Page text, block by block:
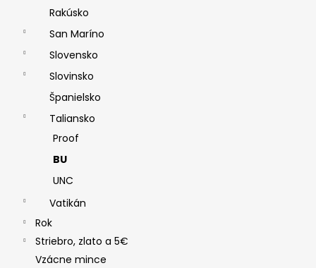
Rakúsko
San Maríno
Slovensko
Slovinsko
Španielsko
Taliansko
Proof
BU
UNC
Vatikán
Rok
Striebro, zlato a 5€
Vzácne mince